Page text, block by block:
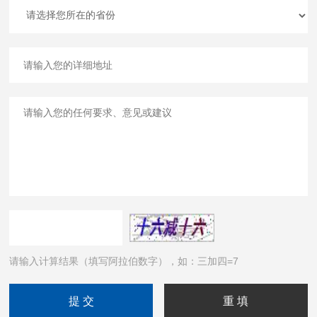
请输入计算结果（填写阿拉伯数字），如：三加四=7